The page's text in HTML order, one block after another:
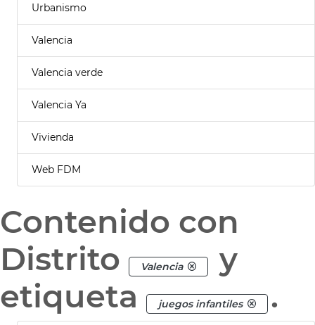
Urbanismo
Valencia
Valencia verde
Valencia Ya
Vivienda
Web FDM
Contenido con
Distrito
Valencia
y
etiqueta
juegos infantiles .